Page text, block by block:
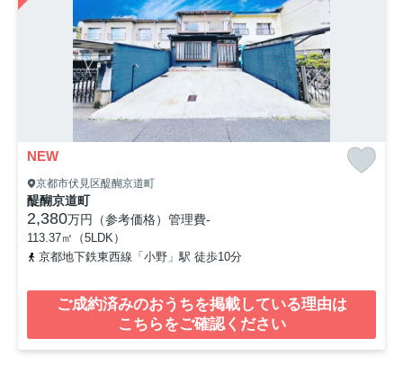
NEW
京都市伏見区醍醐京道町
醍醐京道町
2,380万円（参考価格） 管理費-
113.37㎡（5LDK）
京都地下鉄東西線「小野」駅 徒歩10分
ご成約済みのおうちを掲載している理由は
こちらをご確認ください